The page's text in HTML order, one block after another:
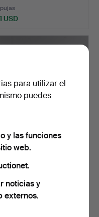
USD
CUNEO
13 oct 2019
USD
para utilizar el
puedes
y las funciones
web.
noticias y
externos.